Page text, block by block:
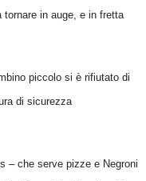
tornare in auge, e in fretta
piccolo si è rifiutato di
di sicurezza
– che serve pizze e Negroni